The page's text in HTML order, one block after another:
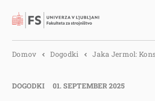
Išči
Domov Dogodki Jaka Jermol:
DOGODKI 01. SEPTEMBER 2025